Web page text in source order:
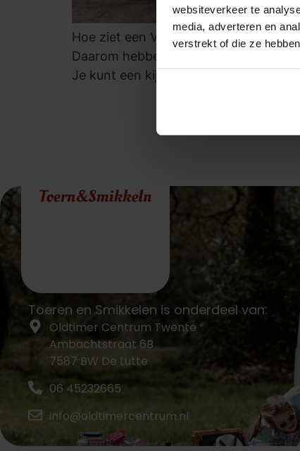
websiteverkeer te
media, adverteren en
verstrekt of die ze
Hoe ziet een Volkswagen busje T1
Daarom hebben we hieronder een
Je kunt een kijkje nemen op de
Toeren en Smikkelen is onderdeel van:
Oldtimer Centrum Twente
Ambachtstraat 6B
7587 BW De Lutte
06 45232665
info@oldtimercentrum.nl